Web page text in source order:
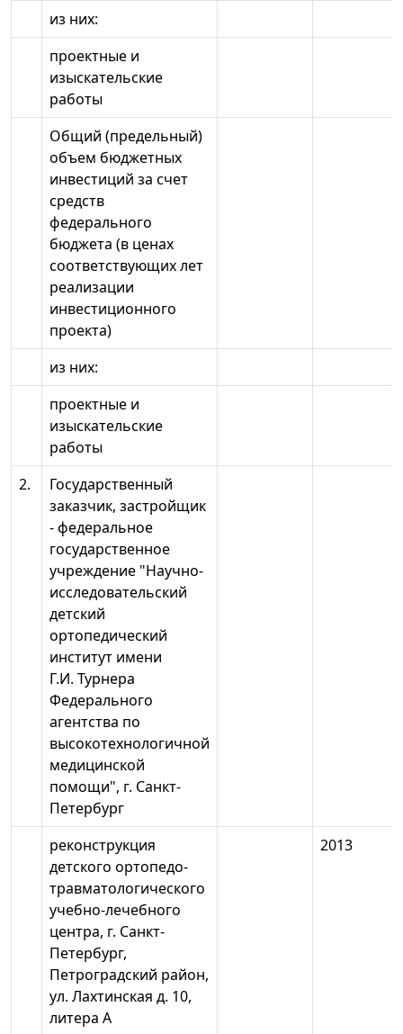
из них:
проектные и
изыскательские
работы
Общий (предельный)
объем бюджетных
инвестиций за счет
средств
федерального
бюджета (в ценах
соответствующих лет
реализации
инвестиционного
проекта)
из них:
проектные и
изыскательские
работы
2.
Государственный
заказчик, застройщик
- федеральное
государственное
учреждение "Научно-
исследовательский
детский
ортопедический
институт имени
Г.И. Турнера
Федерального
агентства по
высокотехнологичной
медицинской
помощи", г. Санкт-
Петербург
реконструкция
детского ортопедо-
травматологического
учебно-лечебного
центра, г. Санкт-
Петербург,
Петроградский район,
ул. Лахтинская д. 10,
литера А
2013